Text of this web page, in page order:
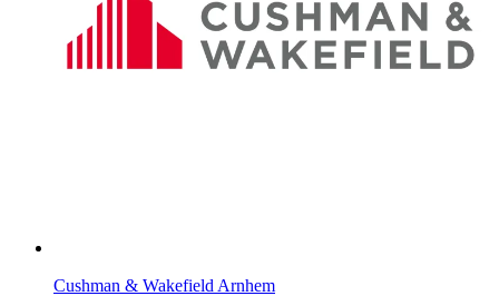
Cushman & Wakefield Arnhem